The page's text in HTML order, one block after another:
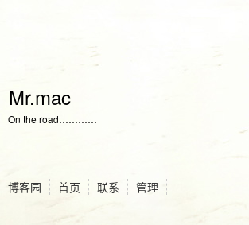
Mr.mac
On the road…………
博客园 首页 联系 管理